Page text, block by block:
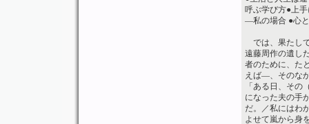
呼ぶ学び方●上
―私の場合 ●心
では、果たし
遠藤周作の遺し
者のために、た
えば―、そのな
「ある日、そ
になった夫の手
だ。／私にはわ
よせて嵐から身